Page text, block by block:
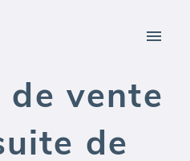
vente
de